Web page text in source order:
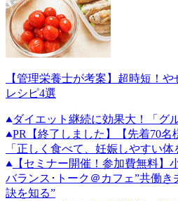
【管理栄養士が考案】超時短！
レシピ4選
ダイエット継続に効果大！「グ
PR
【終了しました】【先着70
「正しく食べて、妊娠しやすい体
【セミナー開催！参加費無料】
バランス･トーク＠カフェ”共働
訣を知る”